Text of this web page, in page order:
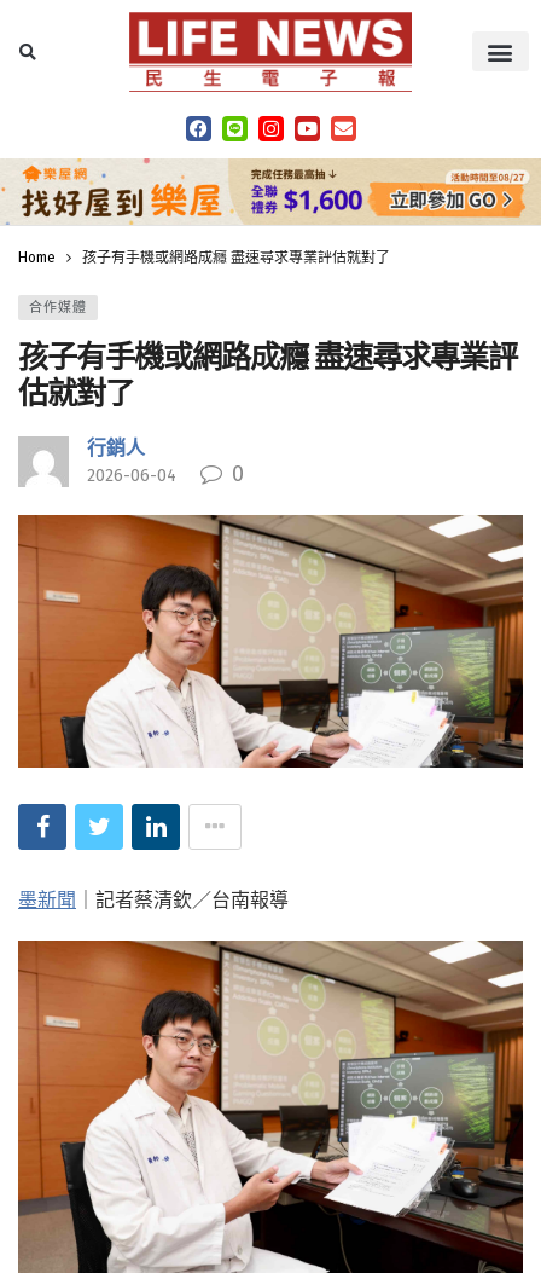
Home 孩子有手機或網路成癮 盡速尋求專業評估就對了
合作媒體
孩子有手機或網路成癮 盡速尋求專業評
估就對了
行銷人
2026-06-04 0
墨新聞 ｜記者蔡清欽／台南報導